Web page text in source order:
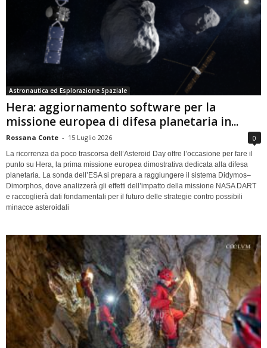
Astronautica ed Esplorazione Spaziale
Hera: aggiornamento software per la
missione europea di difesa planetaria in...
Rossana Conte - 15 Luglio 2026 0
La ricorrenza da poco trascorsa dell’Asteroid Day offre l’occasione per fare il
punto su Hera, la prima missione europea dimostrativa dedicata alla difesa
planetaria. La sonda dell’ESA si prepara a raggiungere il sistema Didymos–
Dimorphos, dove analizzerà gli effetti dell’impatto della missione NASA DART
e raccoglierà dati fondamentali per il futuro delle strategie contro possibili
minacce asteroidali